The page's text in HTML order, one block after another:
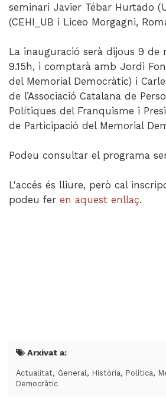
seminari Javier Tébar Hurtado
(CEHI_UB i Liceo Morgagni,
La inauguració serà dijous 9 de
9.15h, i comptarà amb Jordi
del Memorial Democràtic) i
de l’Associació Catalana de
Polítiques del Franquisme i
de Participació del Memorial
Podeu consultar el programa
L'accés és lliure, però cal
podeu fer en aquest enllaç.
Arxivat a:
Actualitat, General , Història, Política,
Democràtic